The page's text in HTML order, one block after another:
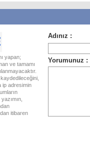
yapan;
ve tamamı
ip adresimin
itibaren